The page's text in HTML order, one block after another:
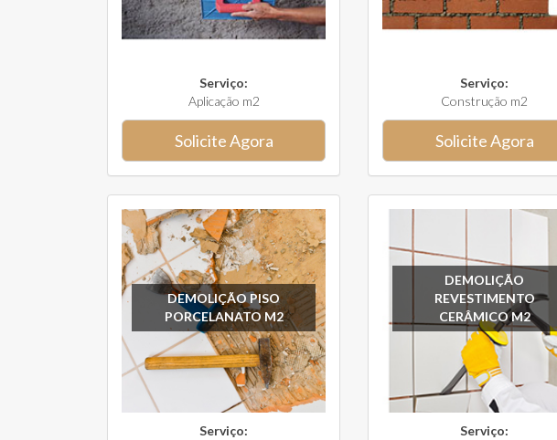
Serviço:
Aplicação m2
Solicite Agora
Serviço:
Construção m2
Solicite Agora
DEMOLIÇÃO PISO
PORCELANATO M2
Serviço:
DEMOLIÇÃO
REVESTIMENTO
CERÂMICO M2
Serviço: